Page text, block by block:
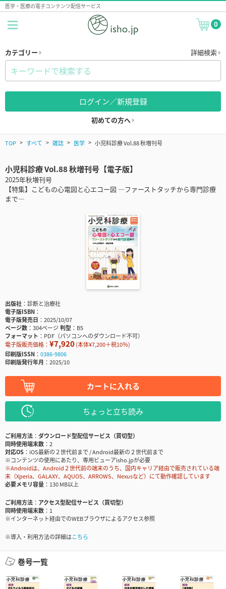
医学・医療の電子コンテンツ配信サービス
0
カテゴリー 詳細検索
ログイン／新規登録
初めての方へ
TOP すべて 雑誌 医学 小児科診療 Vol.88 秋増刊号
小児科診療 Vol.88 秋増刊号【電子版】
2025年秋増刊号
【特集】こどもの心電図と心エコー図 ―ファーストタッチから専門診療
まで―
出版社
診断と治療社
電子版ISBN
電子版発売日
2025/10/07
ページ数
304ページ判型
B5
フォーマット
PDF（パソコンへのダウンロード不可）
電子版販売価格： ¥7,920(本体¥7,200＋税10％)
印刷版ISSN
0386-9806
印刷版発行年月
2025/10
カートに入れる
ちょっと立ち読み
ご利用方法
ダウンロード型配信サービス（買切型）
同時使用端末数
2
対応OS
iOS最新の２世代前まで / Android最新の２世代前まで
※コンテンツの使用にあたり、専用ビューアisho.jpが必要
※Androidは、Android２世代前の端末のうち、国内キャリア経由で販売されている端
末（Xperia、GALAXY、AQUOS、ARROWS、Nexusなど）にて動作確認しています
必要メモリ容量
130 MB以上
ご利用方法
アクセス型配信サービス（買切型）
同時使用端末数
1
※インターネット経由でのWEBブラウザによるアクセス参照
※導入・利用方法の詳細はこちら
巻号一覧